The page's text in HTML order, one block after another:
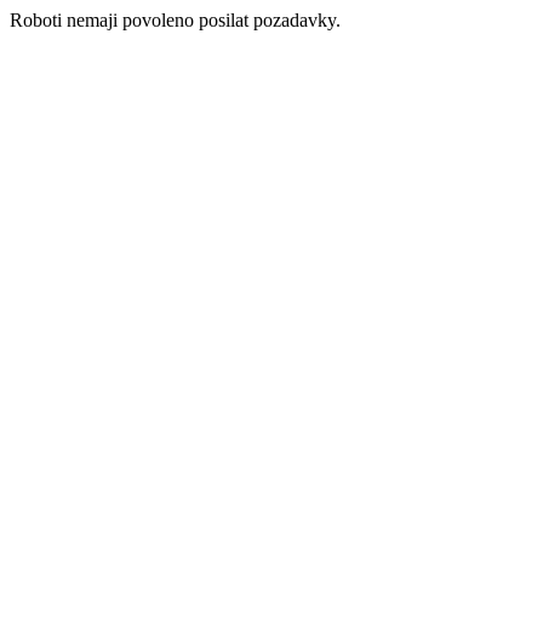
Roboti nemaji povoleno posilat pozadavky.